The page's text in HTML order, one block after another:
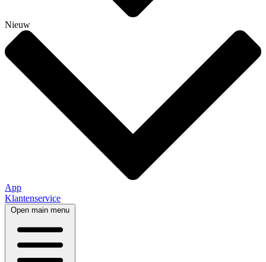
Nieuw
App
Klantenservice
Open main menu